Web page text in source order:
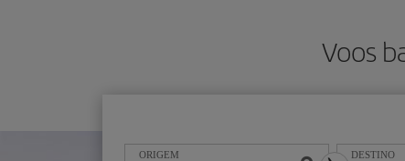
Voos
ORIGEM DESTINO